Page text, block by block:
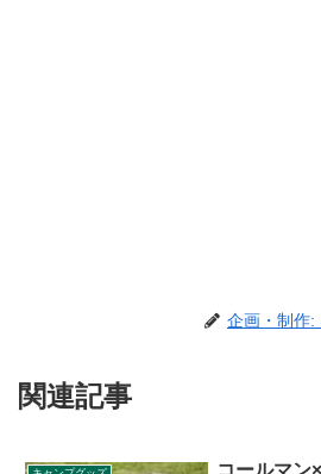
企画・制作:
関連記事
コールマン